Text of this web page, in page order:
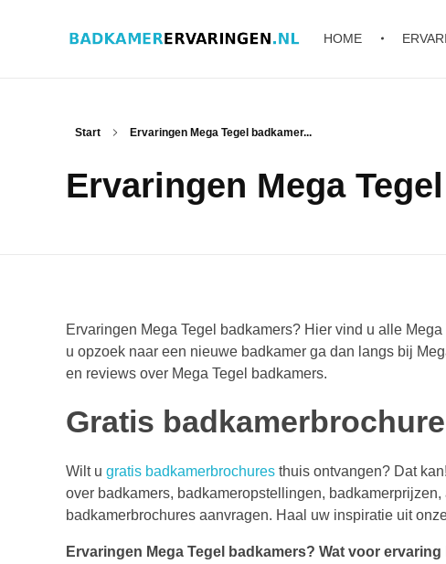
HOME
Start Ervaringen Mega Tegel badkamer...
Ervaringen Mega
Ervaringen Mega Tegel badkamers? Hier vind u alle
u opzoek naar een nieuwe badkamer ga dan langs bij
en reviews over Mega Tegel badkamers.
Gratis
Wilt u gratis badkamerbrochures thuis ontvangen? Dat
over badkamers, badkameropstellingen,
badkamerbrochures aanvragen. Haal uw inspiratie uit
Ervaringen Mega Tegel badkamers? Wat voor ervaring